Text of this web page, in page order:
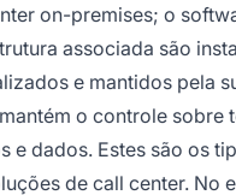
on-premises; o
associada são
e mantidos pela
o controle sobre
e dados. Estes são os
de call center. No